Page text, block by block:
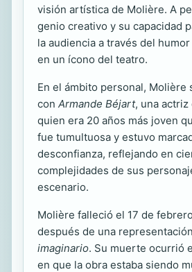
visión artística de Molière. A
genio creativo y su capacidad
la audiencia a través del
en un ícono del teatro.
En el ámbito personal, Molière
con Armande Béjart, una actriz
quien era 20 años más joven
fue tumultuosa y estuvo
desconfianza, reflejando en
complejidades de sus
escenario.
Molière falleció el 17 de
después de una
imaginario. Su muerte ocurrió
en que la obra estaba siendo